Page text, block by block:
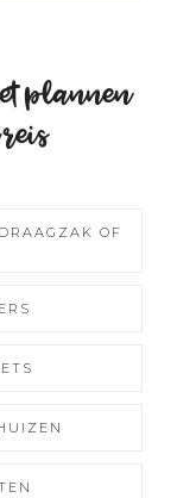
plannen
OF